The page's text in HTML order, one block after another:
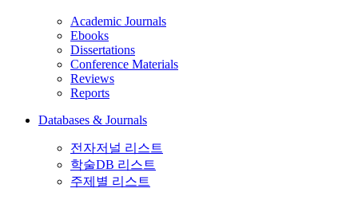
Academic Journals
Ebooks
Dissertations
Conference Materials
Reviews
Reports
Databases & Journals
전자저널 리스트
학술DB 리스트
주제별 리스트